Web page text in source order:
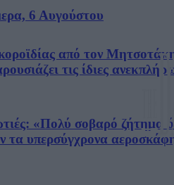
6 Αυγούστου
από τον
τις ίδιες
«Πολύ σοβαρό ζήτημα
τα υπερσύγχρονα